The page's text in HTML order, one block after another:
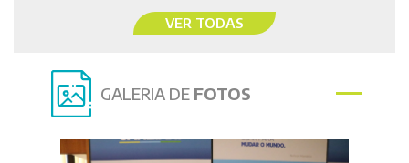
VER TODAS
GALERIA DE FOTOS